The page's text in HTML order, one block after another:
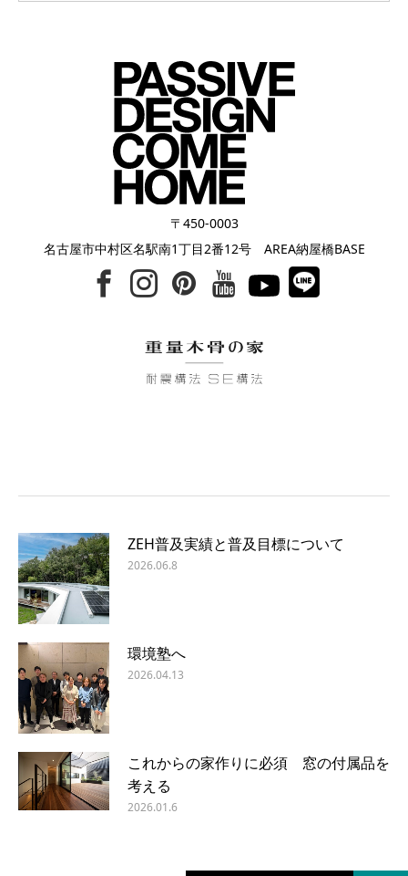
〒450-0003
名古屋市中村区名駅南1丁目2番12号 AREA納屋橋BASE
ZEH普及実績と普及目標について
2026.06.8
環境塾へ
2026.04.13
これからの家作りに必須 窓の付属品を
考える
2026.01.6